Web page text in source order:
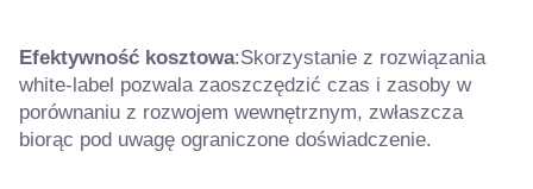
Efektywność kosztowa:Skorzystanie z rozwiązania
white-label pozwala zaoszczędzić czas i zasoby w
porównaniu z rozwojem wewnętrznym, zwłaszcza
biorąc pod uwagę ograniczone doświadczenie.